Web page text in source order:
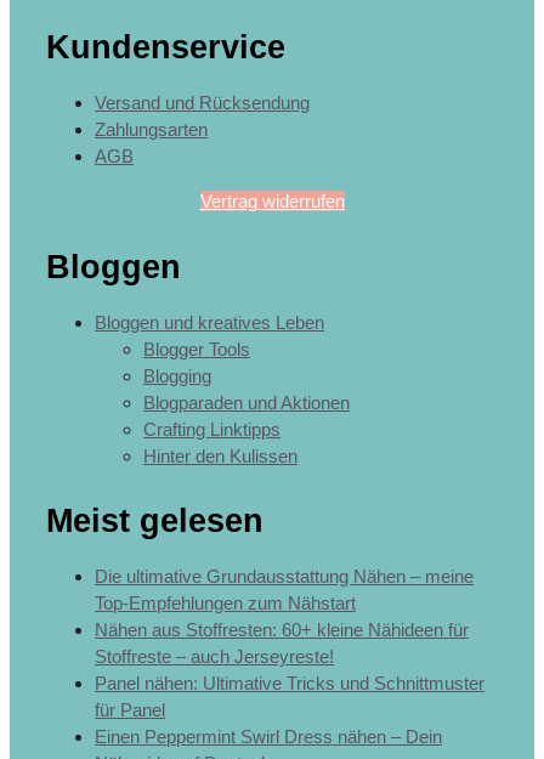
Kundenservice
Versand und Rücksendung
Zahlungsarten
AGB
Vertrag widerrufen
Bloggen
Bloggen und kreatives Leben
Blogger Tools
Blogging
Blogparaden und Aktionen
Crafting Linktipps
Hinter den Kulissen
Meist gelesen
Die ultimative Grundausstattung Nähen – meine
Top-Empfehlungen zum Nähstart
Nähen aus Stoffresten: 60+ kleine Nähideen für
Stoffreste – auch Jerseyreste!
Panel nähen: Ultimative Tricks und Schnittmuster
für Panel
Einen Peppermint Swirl Dress nähen – Dein